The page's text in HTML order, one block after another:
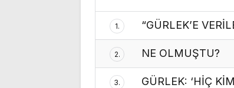
1. “GÜRLEK’E
2. NE OLMUŞTU?
3.
GÜRLEK: ‘HİÇ